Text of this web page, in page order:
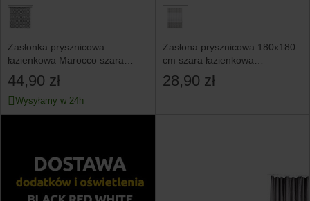
Zasłonka prysznicowa
łazienkowa Marocco szara
PEVA 180x180
44,90 zł
Wysyłamy w 24h
Zasłona prysznicowa 180x180
cm szara łazienkowa
wodoodporna
28,90 zł